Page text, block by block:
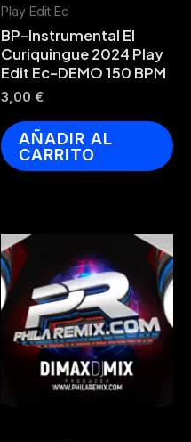
Play Edit Ec
BP-Instrumental El
Curiquingue 2024 Play
Edit Ec-DEMO 150 BPM
3,00 €
AÑADIR AL
CARRITO